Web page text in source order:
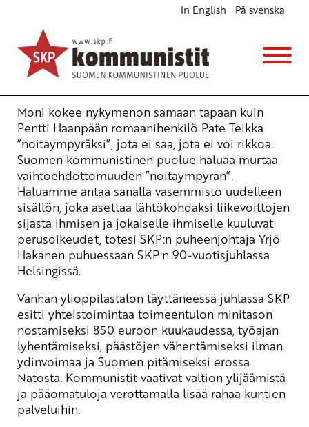
In English På svenska
SKP:n juhla täytti Vanhan ylioppilastalon
Ajankohtaista
16.9.2008 - 22:05
Moni kokee nykymenon samaan tapaan kuin
Pentti Haanpään romaanihenkilö Pate Teikka
”noitaympyräksi”, jota ei saa, jota ei voi rikkoa.
Suomen kommunistinen puolue haluaa murtaa
vaihtoehdottomuuden ”noitaympyrän”.
Haluamme antaa sanalla vasemmisto uudelleen
sisällön, joka asettaa lähtökohdaksi liikevoittojen
sijasta ihmisen ja jokaiselle ihmiselle kuuluvat
perusoikeudet, totesi SKP:n puheenjohtaja Yrjö
Hakanen puhuessaan SKP:n 90-vuotisjuhlassa
Helsingissä.
Vanhan ylioppilastalon täyttäneessä juhlassa SKP
esitti yhteistoimintaa toimeentulon minitason
nostamiseksi 850 euroon kuukaudessa, työajan
lyhentämiseksi, päästöjen vähentämiseksi ilman
ydinvoimaa ja Suomen pitämiseksi erossa
Natosta. Kommunistit vaativat valtion ylijäämistä
ja pääomatuloja verottamalla lisää rahaa kuntien
palveluihin.